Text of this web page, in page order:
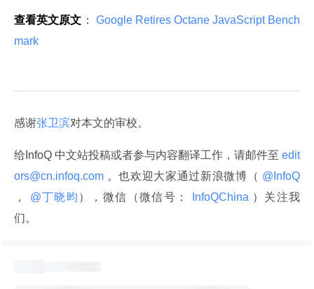
查看英文原文 ：
Google Retires Octane JavaScript Bench
mark
感谢张卫滨对本文的审校。
给InfoQ 中文站投稿或者参与内容翻译工作，请邮件至 edit
ors@cn.infoq.com 。也欢迎大家通过新浪微博（
，
@丁晓昀 ），微信（微信号： InfoQChina ）关注我
们。